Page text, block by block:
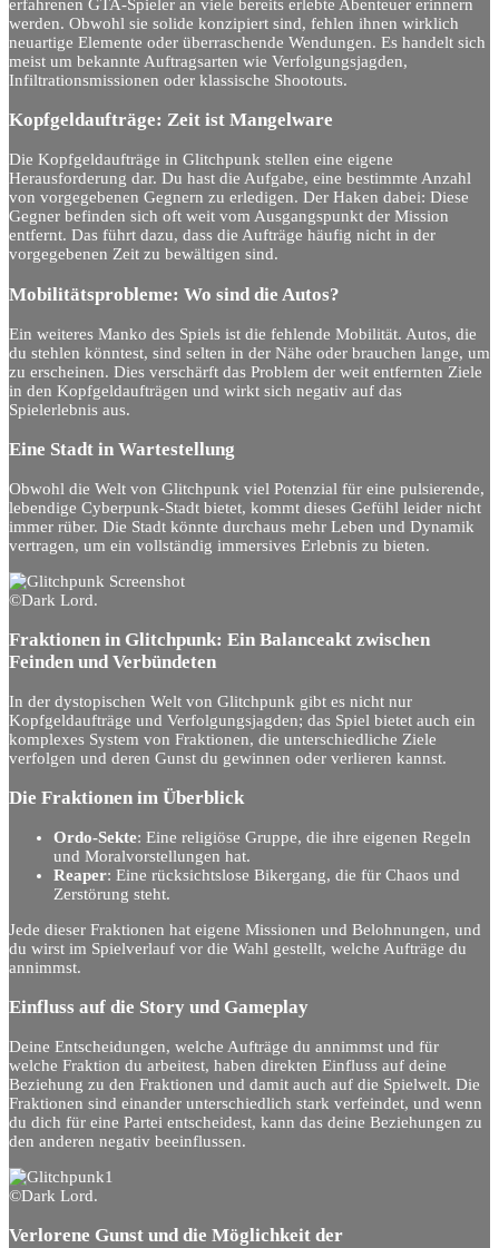
erfahrenen GTA-Spieler an viele bereits erlebte Abenteuer erinnern
werden. Obwohl sie solide konzipiert sind, fehlen ihnen wirklich
neuartige Elemente oder überraschende Wendungen. Es handelt sich
meist um bekannte Auftragsarten wie Verfolgungsjagden,
Infiltrationsmissionen oder klassische Shootouts.
Kopfgeldaufträge: Zeit ist Mangelware
Die Kopfgeldaufträge in Glitchpunk stellen eine eigene
Herausforderung dar. Du hast die Aufgabe, eine bestimmte Anzahl
von vorgegebenen Gegnern zu erledigen. Der Haken dabei: Diese
Gegner befinden sich oft weit vom Ausgangspunkt der Mission
entfernt. Das führt dazu, dass die Aufträge häufig nicht in der
vorgegebenen Zeit zu bewältigen sind.
Mobilitätsprobleme: Wo sind die Autos?
Ein weiteres Manko des Spiels ist die fehlende Mobilität. Autos, die
du stehlen könntest, sind selten in der Nähe oder brauchen lange, um
zu erscheinen. Dies verschärft das Problem der weit entfernten Ziele
in den Kopfgeldaufträgen und wirkt sich negativ auf das
Spielerlebnis aus.
Eine Stadt in Wartestellung
Obwohl die Welt von Glitchpunk viel Potenzial für eine pulsierende,
lebendige Cyberpunk-Stadt bietet, kommt dieses Gefühl leider nicht
immer rüber. Die Stadt könnte durchaus mehr Leben und Dynamik
vertragen, um ein vollständig immersives Erlebnis zu bieten.
©Dark Lord.
Fraktionen in Glitchpunk: Ein Balanceakt zwischen
Feinden und Verbündeten
In der dystopischen Welt von Glitchpunk gibt es nicht nur
Kopfgeldaufträge und Verfolgungsjagden; das Spiel bietet auch ein
komplexes System von Fraktionen, die unterschiedliche Ziele
verfolgen und deren Gunst du gewinnen oder verlieren kannst.
Die Fraktionen im Überblick
Ordo-Sekte: Eine religiöse Gruppe, die ihre eigenen Regeln
und Moralvorstellungen hat.
Reaper: Eine rücksichtslose Bikergang, die für Chaos und
Zerstörung steht.
Jede dieser Fraktionen hat eigene Missionen und Belohnungen, und
du wirst im Spielverlauf vor die Wahl gestellt, welche Aufträge du
annimmst.
Einfluss auf die Story und Gameplay
Deine Entscheidungen, welche Aufträge du annimmst und für
welche Fraktion du arbeitest, haben direkten Einfluss auf deine
Beziehung zu den Fraktionen und damit auch auf die Spielwelt. Die
Fraktionen sind einander unterschiedlich stark verfeindet, und wenn
du dich für eine Partei entscheidest, kann das deine Beziehungen zu
den anderen negativ beeinflussen.
©Dark Lord.
Verlorene Gunst und die Möglichkeit der